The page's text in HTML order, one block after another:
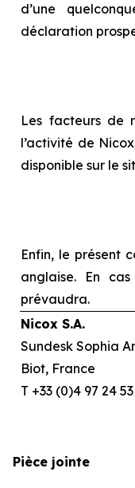
d’une
déclaration
Les facteurs de
l’activité de
disponible sur le
Enfin, le présent
anglaise. En
prévaudra.
Nicox S.A.
Sundesk Sophia
Biot, France
T +33 (0)4 97 24
Pièce jointe